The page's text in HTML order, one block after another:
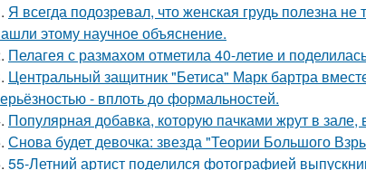
Я всегда подозревал, что женская грудь полезна
этому научное объяснение.
Пелагея с размахом отметила 40-летие и
Центральный защитник "Бетиса" Марк бартра
- вплоть до формальностей.
Популярная добавка, которую пачками жрут в
Снова будет девочка: звезда "Теории Большого
55-Летний артист поделился фотографией